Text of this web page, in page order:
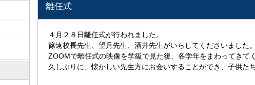
離任式
４月２８日離任式が行われました。
篠遠校長先生、望月先生、酒井先生がいらしてくださいました。
ZOOMで離任式の映像を学級で見た後、各学年をまわってきて
久しぶりに、懐かしい先生方にお会いすることができ、子供た